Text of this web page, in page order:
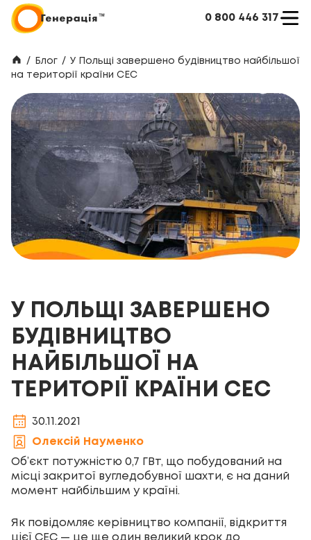
0 800 446 317
/ Блог / У Польщі завершено будівництво найбільшої
на території країни СЕС
У ПОЛЬЩІ ЗАВЕРШЕНО
БУДІВНИЦТВО
НАЙБІЛЬШОЇ НА
ТЕРИТОРІЇ КРАЇНИ СЕС
30.11.2021
Олексій Науменко
Об’єкт потужністю 0,7 ГВт, що побудований на
місці закритої вугледобувної шахти, є на даний
момент найбільшим у країні.
Як повідомляє керівництво компанії, відкриття
цієї СЕС — це ще один великий крок до